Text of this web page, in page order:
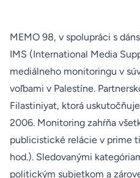
MEMO 98, v spolupráci s
IMS (International Media
mediálneho monitoringu v
voľbami v Palestíne.
Filastiniyat, ktorá
2006. Monitoring zahŕňa
publicistické relácie v prime
hod.). Sledovanými
politickým subjetkom a